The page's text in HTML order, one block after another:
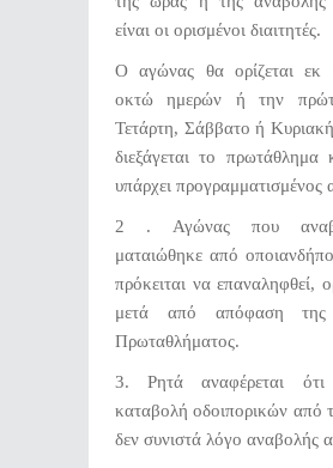
είναι οι ορισμένοι διαιτητές.
Ο αγώνας θα ορίζεται εκ
οκτώ ημερών ή την
Τετάρτη, Σάββατο ή
διεξάγεται το πρωτάθλημα
υπάρχει προγραμματισμένος
2 .
Αγώνας που
ματαιώθηκε από
πρόκειται να επαναληφθεί,
μετά από απόφαση της
Πρωταθλήματος.
3. Ρητά αναφέρεται
καταβολή οδοιπορικών
δεν συνιστά λόγο αναβολής